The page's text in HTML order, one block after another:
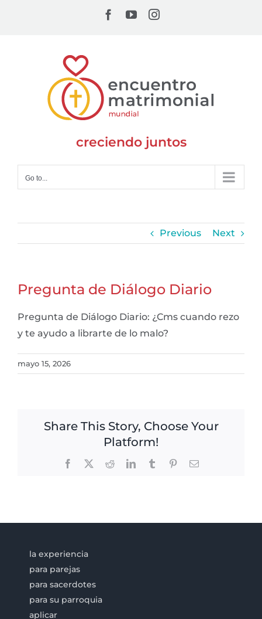
Facebook
YouTubeInstagram
creciendo juntos
Go to...
Previous Next
Pregunta de Diálogo Diario
Pregunta de Diálogo Diario: ¿Cms cuando rezo
y te ayudo a librarte de lo malo?
mayo 15, 2026
Share This Story, Choose Your
Platform!
Facebook RedditLinkedInTumblr PinterestEmail
la experiencia
para parejas
para sacerdotes
para su parroquia
aplicar